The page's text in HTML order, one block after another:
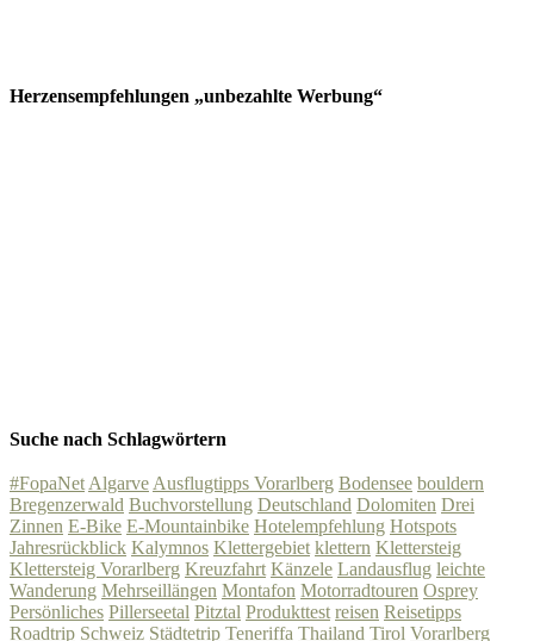
Herzensempfehlungen „unbezahlte Werbung“
Suche nach Schlagwörtern
#FopaNet Algarve Ausflugtipps Vorarlberg Bodensee bouldern
Bregenzerwald Buchvorstellung Deutschland Dolomiten Drei
Zinnen E-Bike E-Mountainbike Hotelempfehlung Hotspots
Jahresrückblick Kalymnos Klettergebiet klettern Klettersteig
Klettersteig Vorarlberg Kreuzfahrt Känzele Landausflug leichte
Wanderung Mehrseillängen Montafon Motorradtouren Osprey
Persönliches Pillerseetal Pitztal Produkttest reisen Reisetipps
Roadtrip Schweiz Städtetrip Teneriffa Thailand Tirol Vorarlberg